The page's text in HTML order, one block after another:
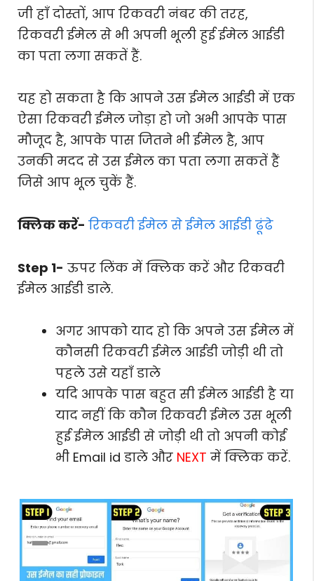
जी हाँ दोस्तों, आप रिकवरी नंबर की तरह,
रिकवरी ईमेल से भी अपनी भूली हुई ईमेल आईडी
का पता लगा सकतें हैं.
यह हो सकता है कि आपने उस ईमेल आईडी में एक
ऐसा रिकवरी ईमेल जोड़ा हो जो अभी आपके पास
मौजूद है, आपके पास जितने भी ईमेल है, आप
उनकी मदद से उस ईमेल का पता लगा सकतें हैं
जिसे आप भूल चुकें हैं.
क्लिक करें- रिकवरी ईमेल से ईमेल आईडी ढूंढे
Step 1- ऊपर लिंक में क्लिक करें और रिकवरी
ईमेल आईडी डाले.
अगर आपको याद हो कि अपने उस ईमेल में
कौनसी रिकवरी ईमेल आईडी जोड़ी थी तो
पहले उसे यहाँ डाले
यदि आपके पास बहुत सी ईमेल आईडी है या
याद नहीं कि कौन रिकवरी ईमेल उस भूली
हुई ईमेल आईडी से जोड़ी थी तो अपनी कोई
भी Email id डाले और NEXT में क्लिक करें.